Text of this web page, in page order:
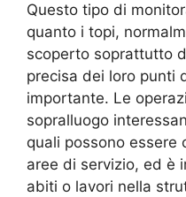
Questo tipo di
quanto i topi,
scoperto soprattutto
precisa dei loro punti
importante. Le
sopralluogo
quali possono
aree di servizio, ed è
abiti o lavori nella